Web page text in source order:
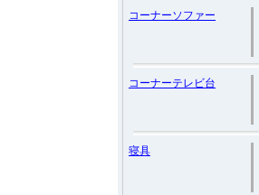
コーナーソファー
コーナーテレビ台
寝具